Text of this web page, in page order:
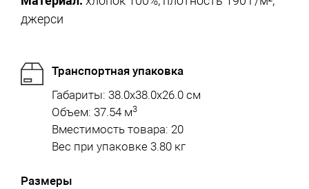
джерси
Транспортная упаковка
Габариты: 38.0x38.0x26.0 см
Объем: 37.54 м3
Вместимость товара: 20
Вес при упаковке 3.80 кг
Размеры